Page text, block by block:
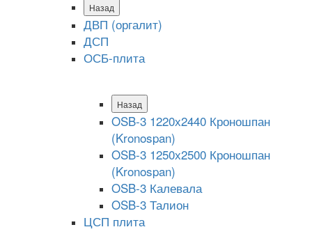
Назад
ДВП (оргалит)
ДСП
ОСБ-плита
Назад
OSB-3 1220х2440 Кроношпан
(Kronospan)
OSB-3 1250х2500 Кроношпан
(Kronospan)
OSB-3 Калевала
OSB-3 Талион
ЦСП плита